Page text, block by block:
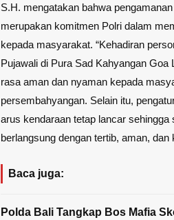
S.H. mengatakan bahwa
merupakan komitmen Polri dalam
kepada masyarakat. “Kehadiran
Pujawali di Pura Sad Kahyangan
rasa aman dan nyaman kepada
persembahyangan. Selain itu,
arus kendaraan tetap lancar
berlangsung dengan tertib, aman, dan
Baca juga:
Polda Bali Tangkap Bos Mafia